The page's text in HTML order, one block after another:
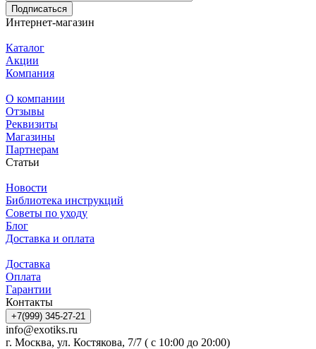
Подписаться
Интернет-магазин
Каталог
Акции
Компания
О компании
Отзывы
Реквизиты
Магазины
Партнерам
Статьи
Новости
Библиотека инструкций
Советы по уходу
Блог
Доставка и оплата
Доставка
Оплата
Гарантии
Контакты
+7(999) 345-27-21
info@exotiks.ru
г. Москва, ул. Костякова, 7/7 ( с 10:00 до 20:00)